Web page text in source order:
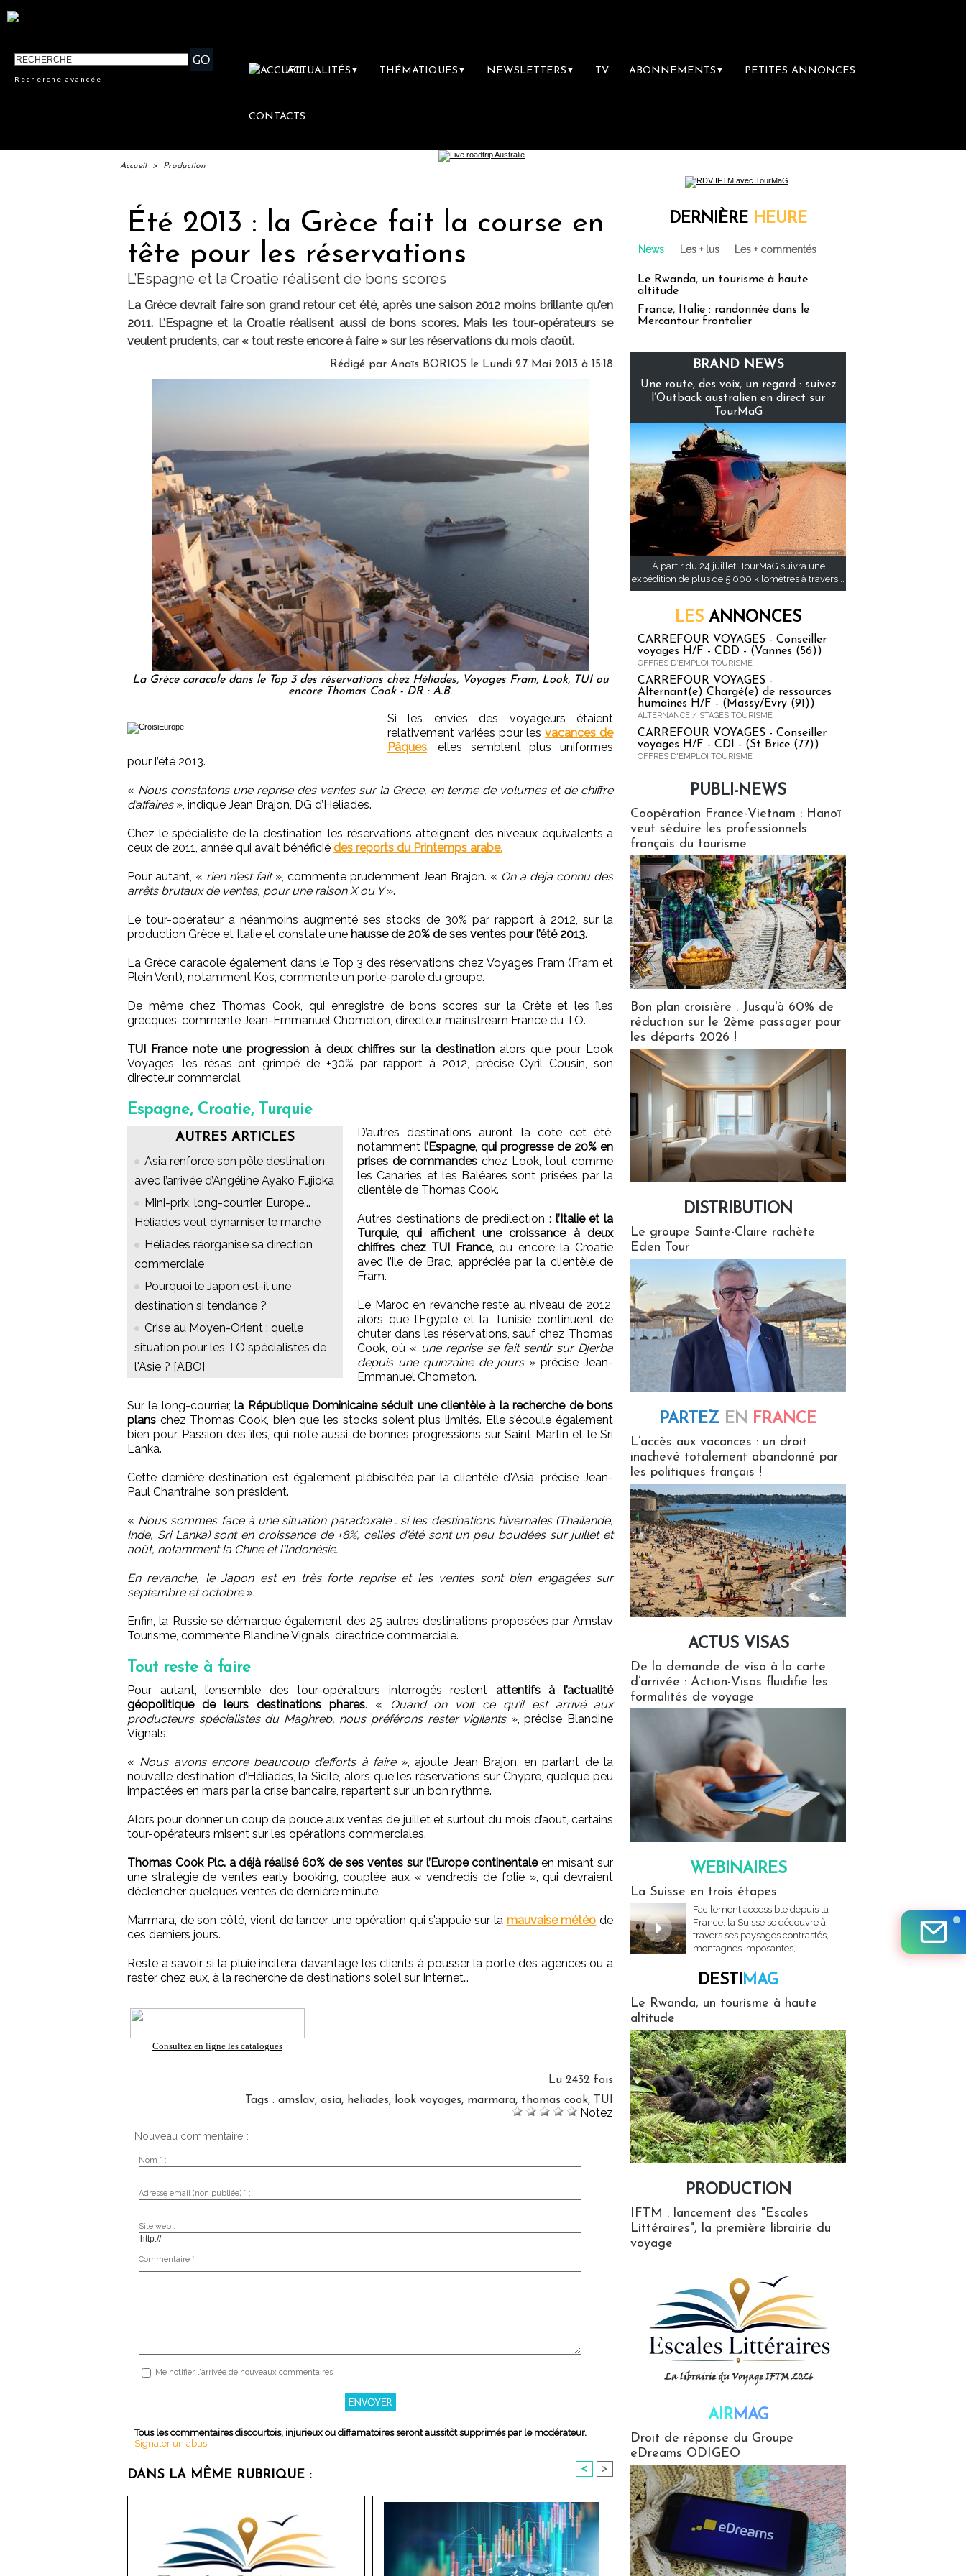
Recherche avancée
ACTUALITÉS ▼ THÉMATIQUES ▼ NEWSLETTERS ▼ TV ABONNEMENTS ▼ PETITES ANNONCES
CONTACTS
Accueil > Production
Été 2013 : la Grèce fait la course en
tête pour les réservations
L’Espagne et la Croatie réalisent de bons scores
La Grèce devrait faire son grand retour cet été, après une saison 2012 moins brillante qu’en
2011. L’Espagne et la Croatie réalisent aussi de bons scores. Mais les tour-opérateurs se
veulent prudents, car « tout reste encore à faire » sur les réservations du mois d’août.
Rédigé par Anaïs BORIOS le Lundi 27 Mai 2013 à 15:18
La Grèce caracole dans le Top 3 des réservations chez Héliades, Voyages Fram, Look, TUI ou
encore Thomas Cook - DR : A.B.
Si les envies des voyageurs étaient
relativement variées pour lesvacances de
Pâques, elles semblent plus uniformes
pour l’été 2013.
« Nous constatons une reprise des ventes sur la Grèce, en terme de volumes et de chiffre
d’affaires», indique Jean Brajon, DG d’Héliades.
Chez le spécialiste de la destination, les réservations atteignent des niveaux équivalents à
ceux de 2011, année qui avait bénéficié des reports du Printemps arabe.
Pour autant, « rien n’est fait», commente prudemment Jean Brajon. « On a déjà connu des
arrêts brutaux de ventes, pour une raison X ou Y».
Le tour-opérateur a néanmoins augmenté ses stocks de 30% par rapport à 2012, sur la
production Grèce et Italie et constate une hausse de 20% de ses ventes pour l’été 2013.
La Grèce caracole également dans le Top 3 des réservations chez Voyages Fram (Fram et
Plein Vent), notamment Kos, commente un porte-parole du groupe.
De même chez Thomas Cook, qui enregistre de bons scores sur la Crète et les îles
grecques, commente Jean-Emmanuel Chometon, directeur mainstream France du TO.
TUI France note une progression à deux chiffres sur la destinationalors que pour Look
Voyages, les résas ont grimpé de +30% par rapport à 2012, précise Cyril Cousin, son
directeur commercial.
Espagne, Croatie, Turquie
AUTRES ARTICLES
Asia renforce son pôle destination
avec l’arrivée d’Angéline Ayako Fujioka
Mini-prix, long-courrier, Europe...
Héliades veut dynamiser le marché
Héliades réorganise sa direction
commerciale
Pourquoi le Japon est-il une
destination si tendance ?
Crise au Moyen-Orient : quelle
situation pour les TO spécialistes de
l'Asie ? [ABO]
D’autres destinations auront la cote cet été,
notamment l’Espagne, qui progresse de 20% en
prises de commandes chez Look, tout comme
les Canaries et les Baléares sont prisées par la
clientèle de Thomas Cook.
Autres destinations de prédilection : l’Italie et la
Turquie, qui affichent une croissance à deux
chiffres chez TUI France,ou encore la Croatie
avec l’ile de Brac, appréciée par la clientèle de
Fram.
Le Maroc en revanche reste au niveau de 2012,
alors que l’Egypte et la Tunisie continuent de
chuter dans les réservations, sauf chez Thomas
Cook, où « une reprise se fait sentir sur Djerba
depuis une quinzaine de jours» précise Jean-
Emmanuel Chometon.
Sur le long-courrier,la République Dominicaine séduit une clientèle à la recherche de bons
plans chez Thomas Cook, bien que les stocks soient plus limités. Elle s’écoule également
bien pour Passion des îles, qui note aussi de bonnes progressions sur Saint Martin et le Sri
Lanka.
Cette dernière destination est également plébiscitée par la clientèle d'Asia, précise Jean-
Paul Chantraine, son président.
« Nous sommes face à une situation paradoxale : si les destinations hivernales (Thaïlande,
Inde, Sri Lanka) sont en croissance de +8%, celles d'été sont un peu boudées sur juillet et
août, notamment la Chine et l'Indonésie.
En revanche, le Japon est en très forte reprise et les ventes sont bien engagées sur
septembre et octobre».
Enfin, la Russie se démarque également des 25 autres destinations proposées par Amslav
Tourisme, commente Blandine Vignals, directrice commerciale.
Tout reste à faire
Pour autant, l’ensemble des tour-opérateurs interrogés restent attentifs à l’actualité
géopolitique de leurs destinations phares. «
Quand on voit ce qu’il est arrivé aux
producteurs spécialistes du Maghreb, nous préférons rester vigilants», précise Blandine
Vignals.
« Nous avons encore beaucoup d’efforts à faire», ajoute Jean Brajon, en parlant de la
nouvelle destination d’Héliades, la Sicile, alors que les réservations sur Chypre, quelque peu
impactées en mars par la crise bancaire, repartent sur un bon rythme.
Alors pour donner un coup de pouce aux ventes de juillet et surtout du mois d’aout, certains
tour-opérateurs misent sur les opérations commerciales.
Thomas Cook Plc. a déjà réalisé 60% de ses ventes sur l’Europe continentaleen misant sur
une stratégie de ventes early booking, couplée aux « vendredis de folie », qui devraient
déclencher quelques ventes de dernière minute.
Marmara, de son côté, vient de lancer une opération qui s’appuie sur la mauvaise météo de
ces derniers jours.
Reste à savoir si la pluie incitera davantage les clients à pousser la porte des agences ou à
rester chez eux, à la recherche de destinations soleil sur Internet…
Consultez en ligne les catalogues
Lu 2432 fois
Tags : amslav, asia, heliades, look voyages, marmara, thomas cook, TUI
Notez
Nouveau commentaire :
Nom * :
Adresse email (non publiée) * :
Site web :
Commentaire * :
Me notifier l'arrivée de nouveaux commentaires
Tous les commentaires discourtois, injurieux ou diffamatoires seront aussitôt supprimés par le modérateur.
Signaler un abus
DANS LA MÊME RUBRIQUE : < >
DERNIÈRE HEURE
News Les + lus Les + commentés
Le Rwanda, un tourisme à haute
altitude
France, Italie : randonnée dans le
Mercantour frontalier
BRAND NEWS
Une route, des voix, un regard : suivez
l’Outback australien en direct sur
TourMaG
À partir du 24 juillet, TourMaG suivra une
expédition de plus de 5 000 kilomètres à travers...
LES ANNONCES
CARREFOUR VOYAGES - Conseiller
voyages H/F - CDD - (Vannes (56))
OFFRES D'EMPLOI TOURISME
CARREFOUR VOYAGES -
Alternant(e) Chargé(e) de ressources
humaines H/F - (Massy/Evry (91))
ALTERNANCE / STAGES TOURISME
CARREFOUR VOYAGES - Conseiller
voyages H/F - CDI - (St Brice (77))
OFFRES D'EMPLOI TOURISME
PUBLI-NEWS
Coopération France-Vietnam : Hanoï
veut séduire les professionnels
français du tourisme
Bon plan croisière : Jusqu'à 60% de
réduction sur le 2ème passager pour
les départs 2026 !
DISTRIBUTION
Le groupe Sainte-Claire rachète
Eden Tour
PARTEZ EN FRANCE
L’accès aux vacances : un droit
inachevé totalement abandonné par
les politiques français !
ACTUS VISAS
De la demande de visa à la carte
d’arrivée : Action-Visas fluidifie les
formalités de voyage
WEBINAIRES
La Suisse en trois étapes
Facilement accessible depuis la
France, la Suisse se découvre à
travers ses paysages contrastés,
montagnes imposantes,...
DESTIMAG
Le Rwanda, un tourisme à haute
altitude
PRODUCTION
IFTM : lancement des "Escales
Littéraires", la première librairie du
voyage
AIRMAG
Droit de réponse du Groupe
eDreams ODIGEO